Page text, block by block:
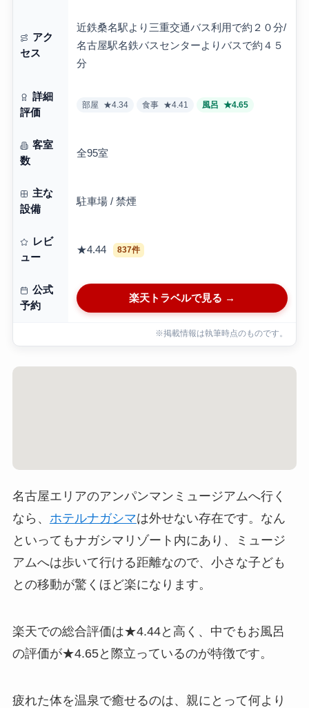
アク
セス
近鉄桑名駅より三重交通バス利用で約２０分/
名古屋駅名鉄バスセンターよりバスで約４５
分
詳細
評価
部屋 ★4.34 食事 ★4.41 風呂 ★4.65
客室
数
全95室
主な
設備
駐車場 / 禁煙
レビ
ュー
★4.44 837件
公式
予約
楽天トラベルで見る →
※掲載情報は執筆時点のものです。
名古屋エリアのアンパンマンミュージアムへ行く
なら、 ホテルナガシマは外せない存在です。なん
といってもナガシマリゾート内にあり、ミュージ
アムへは歩いて行ける距離なので、小さな子ども
との移動が驚くほど楽になります。
楽天での総合評価は★4.44と高く、中でもお風呂
の評価が★4.65と際立っているのが特徴です。
疲れた体を温泉で癒せるのは、親にとって何より